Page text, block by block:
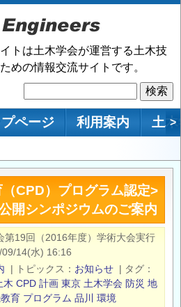
トは土木学会が運営する土木技
めの情報交流サイトです。
索
プページ 利用案内 土 >
CPD）プログラム認定>
開シンポジウムのご案内
第19回（2016年度）学術大会実行
09/14(水) 16:16
| トピックス お知らせ | タグ
木 CPD 計画 東京 土木学会 防災 地
育 プログラム 品川 環境